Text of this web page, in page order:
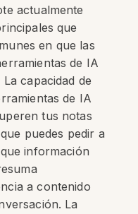
actualmente
que
en que las
de IA
capacidad de
de IA
tus notas
puedes pedir a
información
a contenido
La